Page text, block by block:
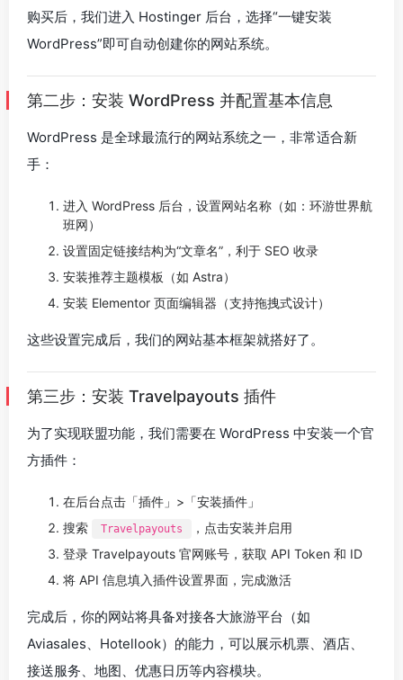
购买后，我们进入 Hostinger 后台，选择“一键安装
WordPress”即可自动创建你的网站系统。
第二步：安装 WordPress 并配置基本信息
WordPress 是全球最流行的网站系统之一，非常适合新
手：
进入 WordPress 后台，设置网站名称（如：环游世界航
班网）
设置固定链接结构为“文章名”，利于 SEO 收录
安装推荐主题模板（如 Astra）
安装 Elementor 页面编辑器（支持拖拽式设计）
这些设置完成后，我们的网站基本框架就搭好了。
第三步：安装 Travelpayouts 插件
为了实现联盟功能，我们需要在 WordPress 中安装一个官
方插件：
在后台点击「插件」>「安装插件」
搜索
Travelpayouts
，点击安装并启用
登录 Travelpayouts 官网账号，获取 API Token 和 ID
将 API 信息填入插件设置界面，完成激活
完成后，你的网站将具备对接各大旅游平台（如
Aviasales、Hotellook）的能力，可以展示机票、酒店、
接送服务、地图、优惠日历等内容模块。